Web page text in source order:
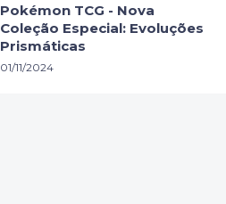
Pokémon TCG - Nova
Coleção Especial: Evoluções
Prismáticas
01/11/2024